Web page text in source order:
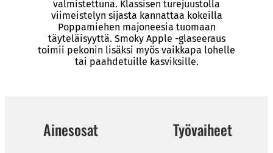
valmistettuna. Klassisen turejuustolla
viimeistelyn sijasta kannattaa kokeilla
Poppamiehen majoneesia tuomaan
täyteläisyyttä. Smoky Apple -glaseeraus
toimii pekonin lisäksi myös vaikkapa lohelle
tai paahdetuille kasviksille.
Ainesosat Työvaiheet